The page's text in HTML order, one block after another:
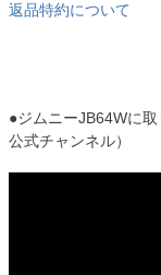
返品特約について
●ジムニーJB64Wに
公式チャンネル）